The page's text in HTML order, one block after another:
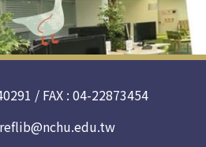
/ FAX : 04-22873454
reflib@nchu.edu.tw